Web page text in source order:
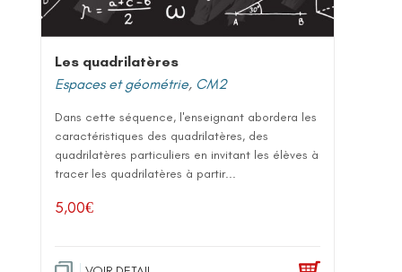
Les quadrilatères
Espaces et géométrie, CM2
Dans cette séquence, l'enseignant abordera les
caractéristiques des quadrilatères, des
quadrilatères particuliers en invitant les élèves à
tracer les quadrilatères à partir...
5,00€